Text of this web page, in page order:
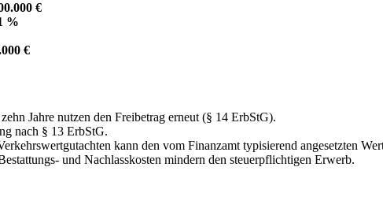
€
%
€
Jahre nutzen den Freibetrag erneut (§ 14 ErbStG).
nach § 13 ErbStG.
kann den vom Finanzamt typisierend angesetzten
und Nachlasskosten mindern den steuerpflichtigen Erwerb.